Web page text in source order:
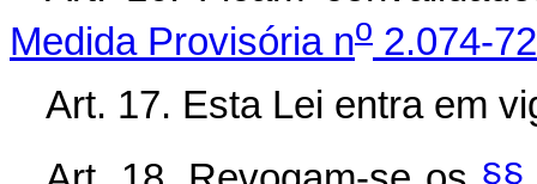
Medida Provisória no 2.074-
Art. 17. Esta Lei entra em